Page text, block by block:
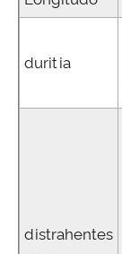
duritia
distrahentes